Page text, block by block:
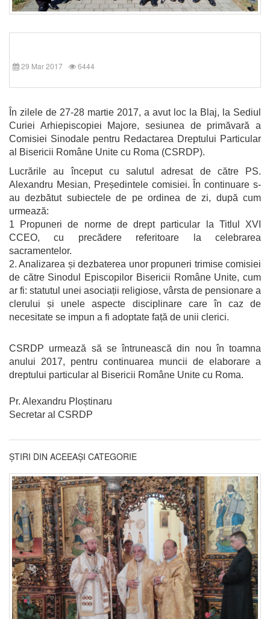
29 Mar 2017 6444
În zilele de 27-28 martie 2017, a avut loc la Blaj, la Sediul
Curiei Arhiepiscopiei Majore, sesiunea de primăvară a
Comisiei Sinodale pentru Redactarea Dreptului Particular
al Bisericii Române Unite cu Roma (CSRDP).
Lucrările au început cu salutul adresat de către PS.
Alexandru Mesian, Președintele comisiei. În continuare s-
au dezbătut subiectele de pe ordinea de zi, după cum
urmează:
1 Propuneri de norme de drept particular la Titlul XVI
CCEO, cu precădere referitoare la celebrarea
sacramentelor.
2. Analizarea și dezbaterea unor propuneri trimise comisiei
de către Sinodul Episcopilor Bisericii Române Unite, cum
ar fi: statutul unei asociații religiose, vârsta de pensionare a
clerului și unele aspecte disciplinare care în caz de
necesitate se impun a fi adoptate față de unii clerici.
CSRDP urmează să se întrunească din nou în toamna
anului 2017, pentru continuarea muncii de elaborare a
dreptului particular al Bisericii Române Unite cu Roma.
Pr. Alexandru Ploștinaru
Secretar al CSRDP
ȘTIRI DIN ACEEAȘI CATEGORIE